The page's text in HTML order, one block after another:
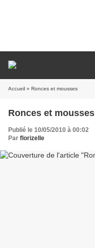
Accueil » Ronces et mousses
Ronces et mousses
Publié le 10/05/2010 à 00:02
Par florizelle